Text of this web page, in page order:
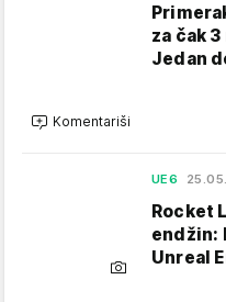
za čak
Jedan
Komentariši
UE6
Rocket
endžin:
Unreal